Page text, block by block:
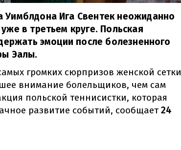
Ига Свентек неожиданно
в третьем круге. Польская
эмоции после болезненного
Эалы.
громких сюрпризов женской сетки
внимание болельщиков, чем сам
польской теннисистки, которая
развитие событий, сообщает24